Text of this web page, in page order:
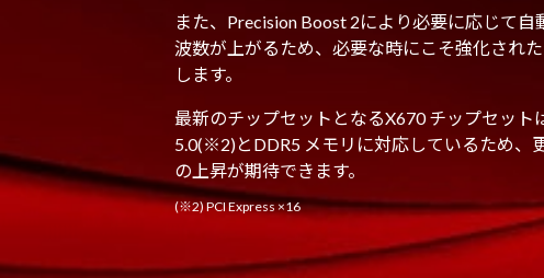
また、Precision Boost 2により必要に応じて自
波数が上がるため、必要な時にこそ強化され
します。
最新のチップセットとなるX670 チップセット
5.0(※2)とDDR5 メモリに対応しているため、
の上昇が期待できます。
(※2) PCI Express ×16